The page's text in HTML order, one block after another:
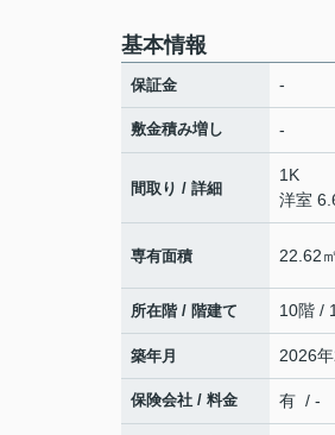
基本情報
保証金 -
敷金積み増し -
間取り / 詳細
1K
洋室
専有面積 22.62㎡
所在階 / 階建て 10階 /
築年月 2026
保険会社 / 料金 有 / -